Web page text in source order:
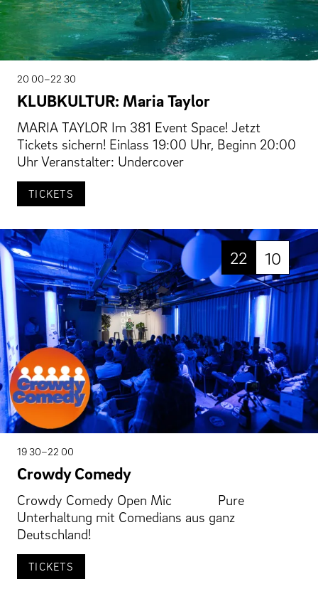
20 00–22 30
KLUBKULTUR: Maria Taylor
MARIA TAYLOR Im 381 Event Space! Jetzt
Tickets sichern! Einlass 19:00 Uhr, Beginn 20:00
Uhr Veranstalter: Undercover
TICKETS
22 10
19 30–22 00
Crowdy Comedy
Crowdy Comedy Open Mic Pure
Unterhaltung mit Comedians aus ganz
Deutschland!
TICKETS